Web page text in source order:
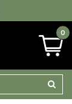
0